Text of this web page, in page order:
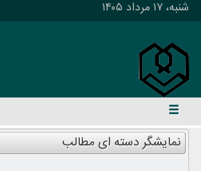
شنبه، ۱۷ مرداد ۱۴۰۵
نمایشگر دسته ای مطالب